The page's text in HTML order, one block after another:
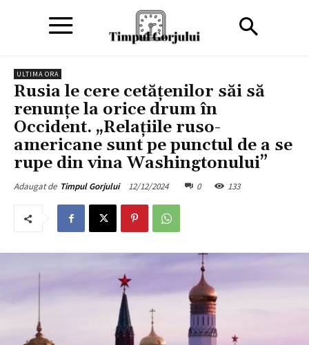
ULTIMA ORA
Rusia le cere cetățenilor săi să
renunțe la orice drum în
Occident. „Relaţiile ruso-
americane sunt pe punctul de a se
rupe din vina Washingtonului”
Adaugat de Timpul Gorjului 12/12/2024 0 133